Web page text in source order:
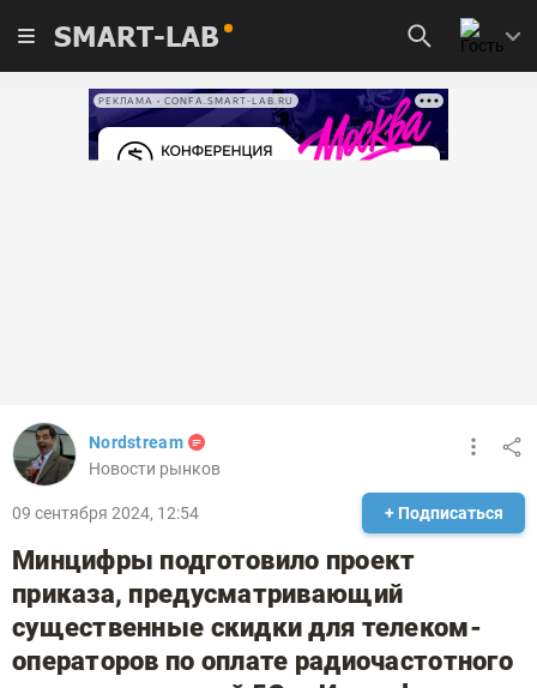
SMART-LAB
РЕКЛАМА • CONFA.SMART-LAB.RU
Nordstream
Новости рынков
09 сентября 2024, 12:54 + Подписаться
Минцифры подготовило проект
приказа, предусматривающий
существенные скидки для телеком-
операторов по оплате радиочастотного